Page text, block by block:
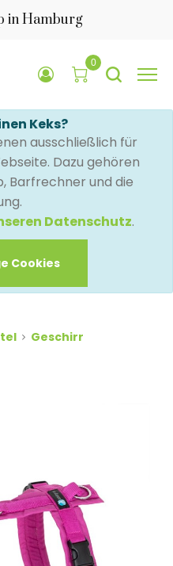
in Hamburg
0
Keks?
ausschließlich für
Dazu gehören
Barfrechner und die
Datenschutz.
Cookies
Geschirr